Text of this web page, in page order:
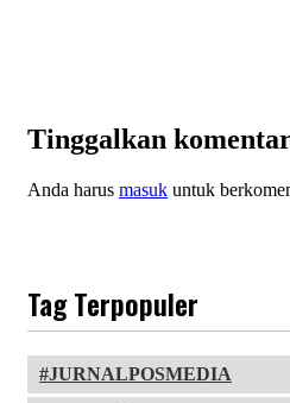
Tinggalkan
Anda harus masuk untuk
Tag Terpopuler
JURNALPOSMEDIA